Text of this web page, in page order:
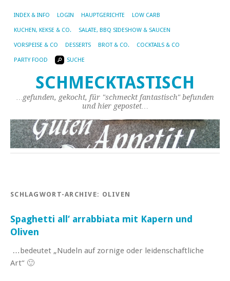
INDEX & INFO LOGIN HAUPTGERICHTE LOW CARB
KUCHEN, KEKSE & CO. SALATE, BBQ SIDESHOW & SAUCEN
VORSPEISE & CO DESSERTS BROT & CO. COCKTAILS & CO
PARTY FOOD SUCHE
SCHMECKTASTISCH
…gefunden, gekocht, für "schmeckt fantastisch" befunden
und hier gepostet…
SCHLAGWORT-ARCHIVE: OLIVEN
Spaghetti all‘ arrabbiata mit Kapern und
Oliven
…bedeutet „Nudeln auf zornige oder leidenschaftliche
Art“ 🙂